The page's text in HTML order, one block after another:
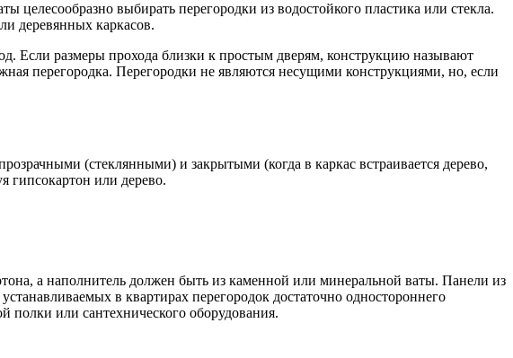
выбирать перегородки из водостойкого пластика или стекла.
деревянных каркасов.
Если размеры прохода близки к простым дверям, конструкцию называют
перегородка. Перегородки не являются несущими конструкциями, но, если
(стеклянными) и закрытыми (когда в каркас встраивается дерево,
гипсокартон или дерево.
а наполнитель должен быть из каменной или минеральной ваты. Панели из
в квартирах перегородок достаточно одностороннего
полки или сантехнического оборудования.